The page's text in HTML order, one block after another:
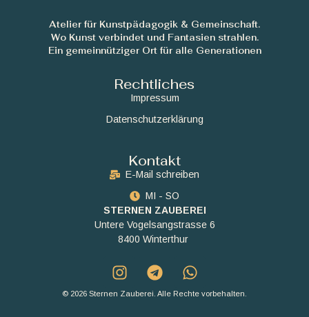
Atelier für Kunstpädagogik & Gemeinschaft.
Wo Kunst verbindet und Fantasien strahlen.
Ein gemeinnütziger Ort für alle Generationen
Rechtliches
Impressum
Datenschutzerklärung
Kontakt
E-Mail schreiben
MI - SO
STERNEN ZAUBEREI
Untere Vogelsangstrasse 6
8400 Winterthur
© 2026 Sternen Zauberei. Alle Rechte vorbehalten.